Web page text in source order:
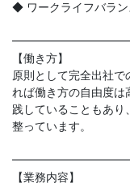
◆ ワークライフバラン
【働き方】
原則として完全出社
れば働き方の自由度は
践していることもあ
整っています。
【業務内容】